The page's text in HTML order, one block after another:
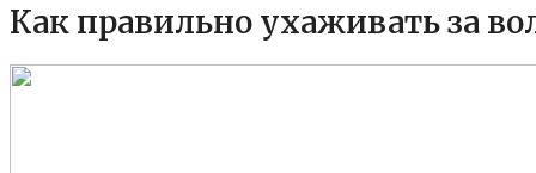
Как правильно ухаживать за